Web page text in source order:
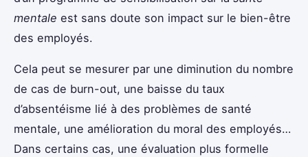
mentale est sans doute son impact sur le bien-être
des employés.
Cela peut se mesurer par une diminution du nombre
de cas de burn-out, une baisse du taux
d’absentéisme lié à des problèmes de santé
mentale, une amélioration du moral des employés…
Dans certains cas, une évaluation plus formelle